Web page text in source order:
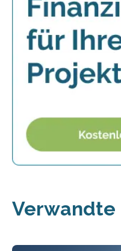
Verwandte